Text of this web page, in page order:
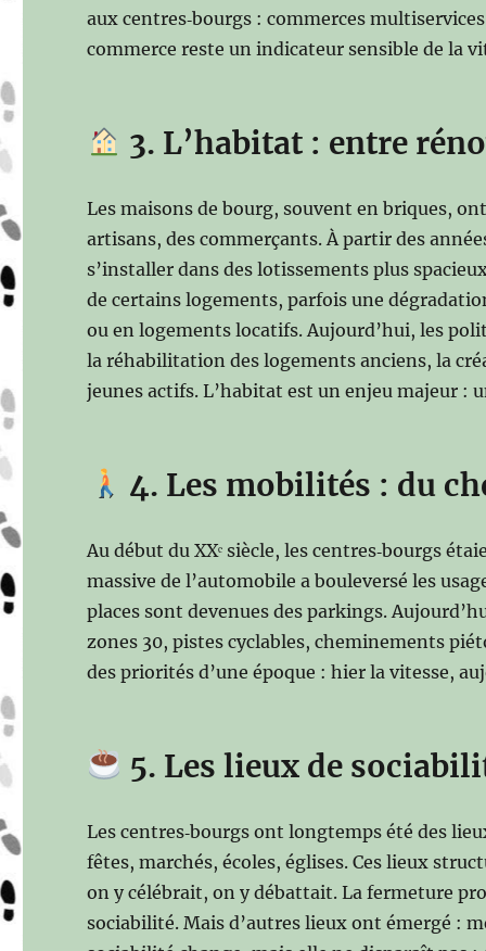
aux centres‑bourgs : commerces
commerce reste un indicateur sensible de la
3. L’habitat : entre
Les maisons de bourg, souvent en briques,
artisans, des commerçants. À partir des
s’installer dans des lotissements plus
de certains logements, parfois une
ou en logements locatifs. Aujourd’hui, les
la réhabilitation des logements anciens, la
jeunes actifs. L’habitat est un enjeu majeur :
4. Les mobilités : du
Au début du XXᵉ siècle, les centres‑bourgs
massive de l’automobile a bouleversé les
places sont devenues des parkings.
zones 30, pistes cyclables, cheminements
des priorités d’une époque : hier la vitesse,
5. Les lieux de
Les centres‑bourgs ont longtemps été des
fêtes, marchés, écoles, églises. Ces lieux
on y célébrait, on y débattait. La fermeture
sociabilité. Mais d’autres lieux ont émergé :